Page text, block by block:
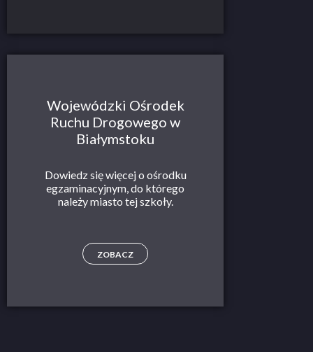
Wojewódzki Ośrodek
Ruchu Drogowego w
Białymstoku
Dowiedz się więcej o ośrodku
egzaminacyjnym, do którego
należy miasto tej szkoły.
ZOBACZ